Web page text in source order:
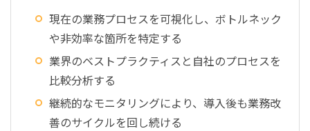
現在の業務プロセスを可視化し、ボトルネック
や非効率な箇所を特定する
業界のベストプラクティスと自社のプロセスを
比較分析する
継続的なモニタリングにより、導入後も業務改
善のサイクルを回し続ける